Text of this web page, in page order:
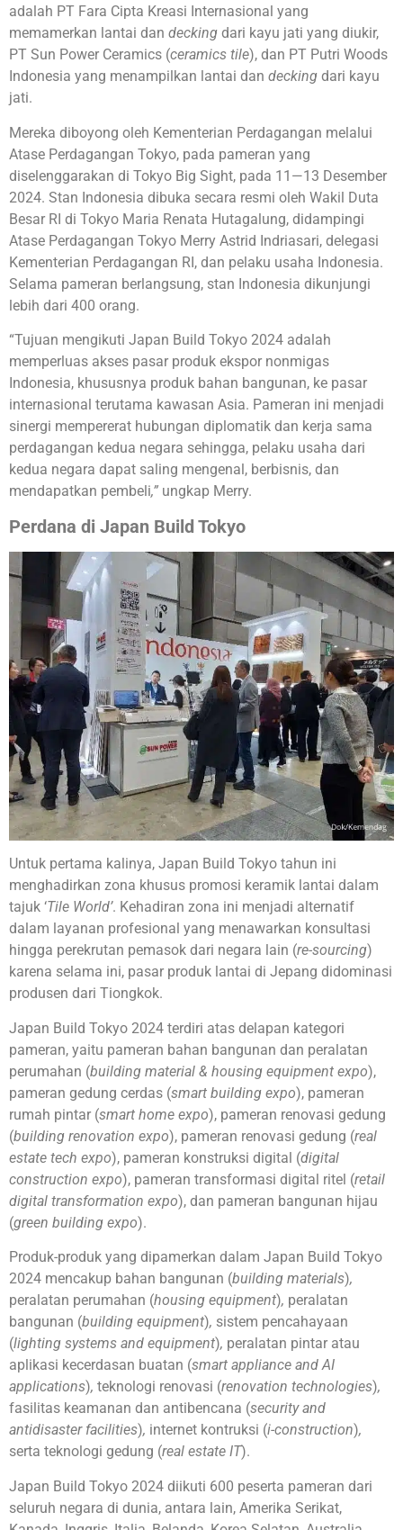
adalah PT Fara Cipta Kreasi Internasional yang
memamerkan lantai dan decking dari kayu jati yang diukir,
PT Sun Power Ceramics (ceramics tile), dan PT Putri Woods
Indonesia yang menampilkan lantai dan decking dari kayu
jati.
Mereka diboyong oleh Kementerian Perdagangan melalui
Atase Perdagangan Tokyo, pada pameran yang
diselenggarakan di Tokyo Big Sight, pada 11—13 Desember
2024. Stan Indonesia dibuka secara resmi oleh Wakil Duta
Besar RI di Tokyo Maria Renata Hutagalung, didampingi
Atase Perdagangan Tokyo Merry Astrid Indriasari, delegasi
Kementerian Perdagangan RI, dan pelaku usaha Indonesia.
Selama pameran berlangsung, stan Indonesia dikunjungi
lebih dari 400 orang.
“Tujuan mengikuti Japan Build Tokyo 2024 adalah
memperluas akses pasar produk ekspor nonmigas
Indonesia, khususnya produk bahan bangunan, ke pasar
internasional terutama kawasan Asia. Pameran ini menjadi
sinergi mempererat hubungan diplomatik dan kerja sama
perdagangan kedua negara sehingga, pelaku usaha dari
kedua negara dapat saling mengenal, berbisnis, dan
mendapatkan pembeli,” ungkap Merry.
Perdana di Japan Build Tokyo
Untuk pertama kalinya, Japan Build Tokyo tahun ini
menghadirkan zona khusus promosi keramik lantai dalam
tajuk ‘Tile World’. Kehadiran zona ini menjadi alternatif
dalam layanan profesional yang menawarkan konsultasi
hingga perekrutan pemasok dari negara lain (re-sourcing)
karena selama ini, pasar produk lantai di Jepang didominasi
produsen dari Tiongkok.
Japan Build Tokyo 2024 terdiri atas delapan kategori
pameran, yaitu pameran bahan bangunan dan peralatan
perumahan (building material & housing equipment expo),
pameran gedung cerdas (smart building expo), pameran
rumah pintar (smart home expo), pameran renovasi gedung
(building renovation expo), pameran renovasi gedung (real
estate tech expo), pameran konstruksi digital (digital
construction expo), pameran transformasi digital ritel (retail
digital transformation expo), dan pameran bangunan hijau
(green building expo).
Produk-produk yang dipamerkan dalam Japan Build Tokyo
2024 mencakup bahan bangunan (building materials),
peralatan perumahan (housing equipment), peralatan
bangunan (building equipment), sistem pencahayaan
(lighting systems and equipment), peralatan pintar atau
aplikasi kecerdasan buatan (smart appliance and AI
applications), teknologi renovasi (renovation technologies),
fasilitas keamanan dan antibencana (security and
antidisaster facilities), internet kontruksi (i-construction),
serta teknologi gedung (real estate IT).
Japan Build Tokyo 2024 diikuti 600 peserta pameran dari
seluruh negara di dunia, antara lain, Amerika Serikat,